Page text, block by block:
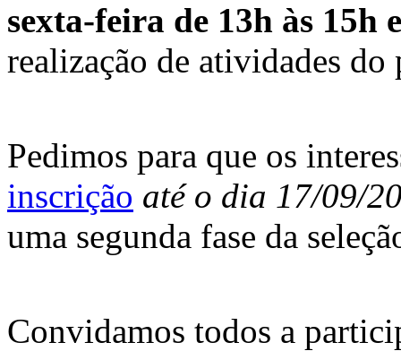
sexta-feira de 13h às 15h
realização de atividades do
Pedimos para que os
inscrição até o dia 17/09/
uma segunda fase da
Convidamos todos a